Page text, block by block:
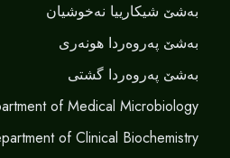
بەشێ شیکارییا نەخوشیان
بەشێ پەروەردا هونەری
بەشێ پەروەردا گشتی
of Medical Microbiology
of Clinical Biochemistry